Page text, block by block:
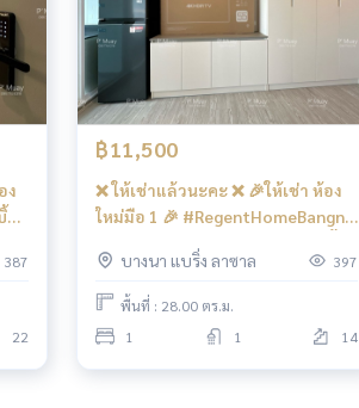
387
22
฿11,500
❌ ให้เช่าแล้วนะคะ ❌ 🎉ให้เช่า ห้อง
ใหม่มือ 1 🎉 #RegentHomeBangna
📍 มี เครื่องซักผ้าฝาหน้า ❤️ค่าเช่า
11,500 บาท )
บางนา แบริ่ง ลาซาล 397
พื้นที่ : 28.00 ตร.ม.
1
1 14